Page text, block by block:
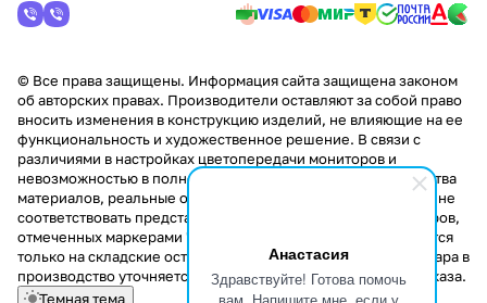
Анастасия
Здравствуйте! Готова помочь
© Все права защищены. Информация сайта защищена законом
об авторских правах. Производители оставляют за собой право
вносить изменения в конструкцию изделий, не влияющие на ее
функциональность и художественное решение. В связи с
различиями в настройках цветопередачи мониторов и
невозможностью в полной мере передать некоторые свойства
материалов, реальные оттенки и текстуры продукции могут не
соответствовать представленным на сайте. Стоимость товаров,
отмеченных маркерами "Скидка!" и "Акция!" распространяется
только на складские остатки. Стоимость заказа данного товара в
производство уточняется у менеджера при оформлении заказа.
Темная тема